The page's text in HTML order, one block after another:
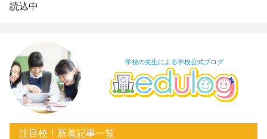
読込中
学校の先生による学校公式ブログ
注目校！新着記事一覧